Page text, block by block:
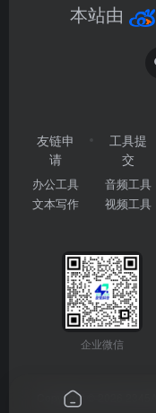
本站由
友链申
请
办公工具
文本写作
工具提
交
音频工具
视频工具
企业微信
Copyright © 2026